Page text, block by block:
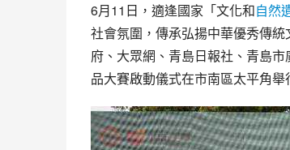
6月11日，適逢國家「文化和自然
社會氛圍，傳承弘揚中華優秀傳
府、 大眾網 、青島日報社、青島
品大賽啟動儀式在市南區太平角舉